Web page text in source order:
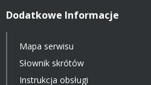
Dodatkowe Informacje
Mapa serwisu
Słownik skrótów
Instrukcja obsługi